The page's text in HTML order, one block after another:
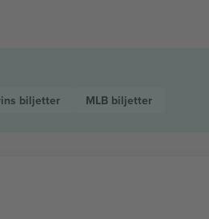
biljetter MLB biljetter